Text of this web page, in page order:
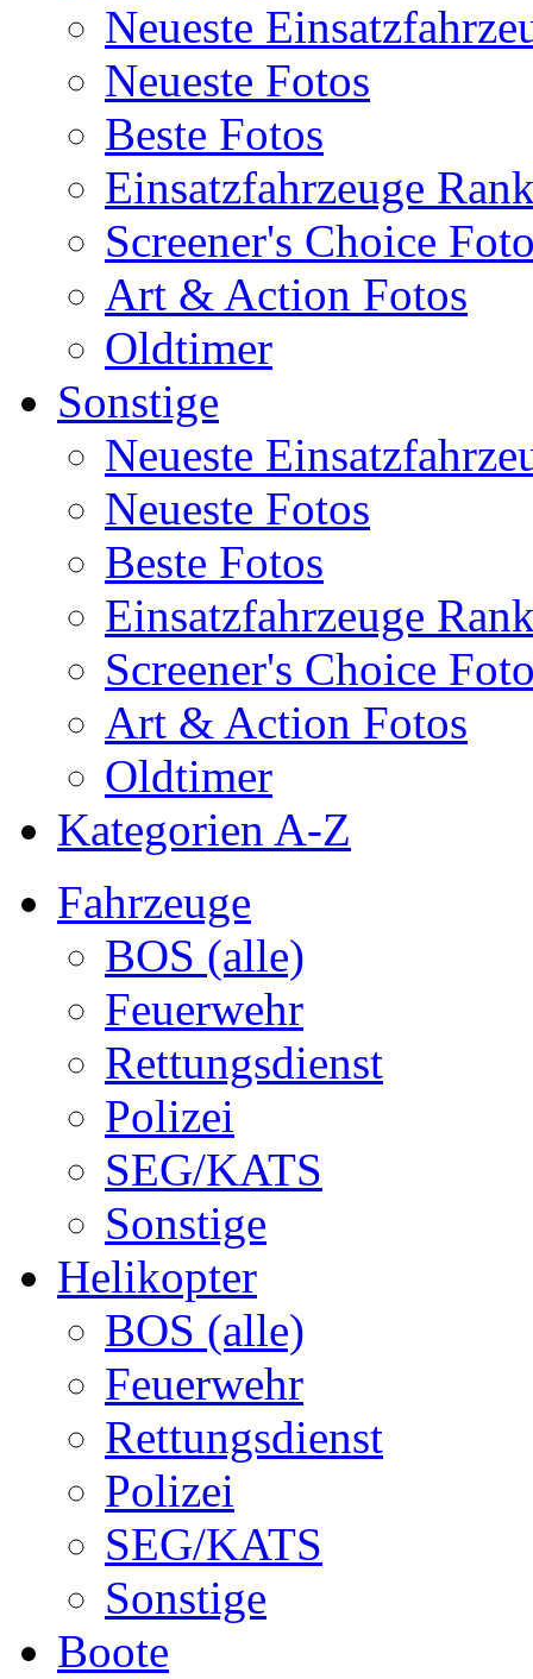
Neueste
Neueste Fotos
Beste Fotos
Einsatzfahrzeuge
Screener's Choice
Art & Action Fotos
Oldtimer
Sonstige
Neueste
Neueste Fotos
Beste Fotos
Einsatzfahrzeuge
Screener's Choice
Art & Action Fotos
Oldtimer
Kategorien A-Z
Fahrzeuge
BOS (alle)
Feuerwehr
Rettungsdienst
Polizei
SEG/KATS
Sonstige
Helikopter
BOS (alle)
Feuerwehr
Rettungsdienst
Polizei
SEG/KATS
Sonstige
Boote